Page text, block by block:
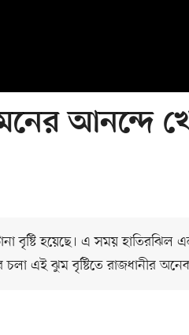
মনের আনন্দে
বৃষ্টি হয়েছে। এ সময়
এই ঝুম বৃষ্টিতে রাজধানীর